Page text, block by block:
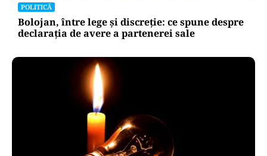
POLITICĂ
Bolojan, între lege și discreție: ce spune despre
declarația de avere a partenerei sale